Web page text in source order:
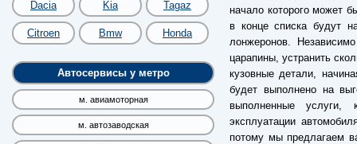
Dacia Kia Tagaz
Citroen Bmw Honda
Автосервисы у метро
м. авиамоторная
м. автозаводская
начало которого может
в конце списка будут
лонжеронов.
царапины, устранить
кузовные детали,
будет выполнено на
выполненные
эксплуатации
потому мы предлагаем